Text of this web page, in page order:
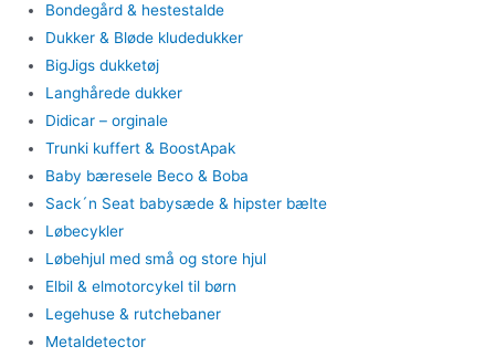
Bondegård & hestestalde
Dukker & Bløde kludedukker
BigJigs dukketøj
Langhårede dukker
Didicar – orginale
Trunki kuffert & BoostApak
Baby bæresele Beco & Boba
Sack´n Seat babysæde & hipster bælte
Løbecykler
Løbehjul med små og store hjul
Elbil & elmotorcykel til børn
Legehuse & rutchebaner
Metaldetector